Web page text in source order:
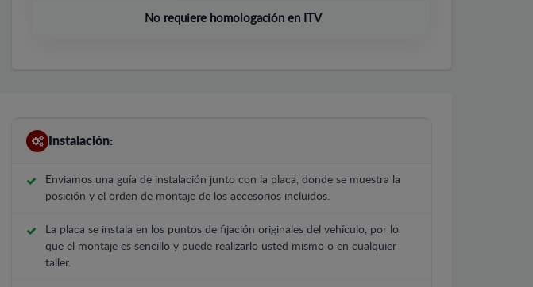
No requiere homologación en ITV
Instalación:
Enviamos una guía de instalación junto con la placa, donde se muestra la
posición y el orden de montaje de los accesorios incluidos.
La placa se instala en los puntos de fijación originales del vehículo, por lo
que el montaje es sencillo y puede realizarlo usted mismo o en cualquier
taller.